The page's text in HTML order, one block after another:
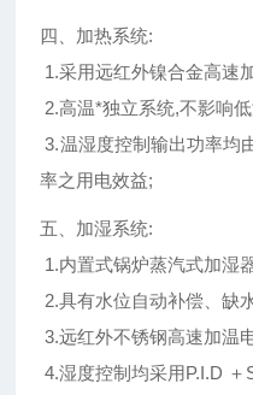
四、加热系统:
1.采用远红外镍合金高速
2.高温*独立系统,不影响
3.温湿度控制输出功率均
率之用电效益;
五、加湿系统:
1.内置式锅炉蒸汽式加湿
2.具有水位自动补偿、缺
3.远红外不锈钢高速加温
4.湿度控制均采用P.I.D